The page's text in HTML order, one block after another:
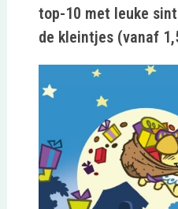
top-10 met leuke
de kleintjes (vanaf